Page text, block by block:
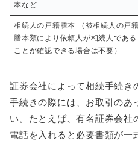
本など
相続人の戸籍謄本 （被相続人の戸籍
謄本類により依頼人が相続人である
ことが確認できる場合は不要）
証券会社によって相続手続き
手続きの際には、お取引のあ
い。たとえば、有名証券会社
電話を入れると必要書類が一